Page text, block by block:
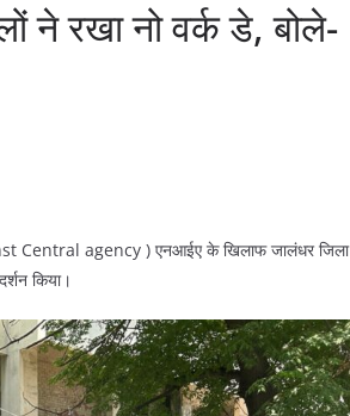
रखा नो वर्क डे, बोले-
Central agency ) एनआईए के खिलाफ जालंधर जिला
किया।